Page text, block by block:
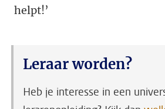
helpt!’
Leraar worden?
Heb je interesse in een